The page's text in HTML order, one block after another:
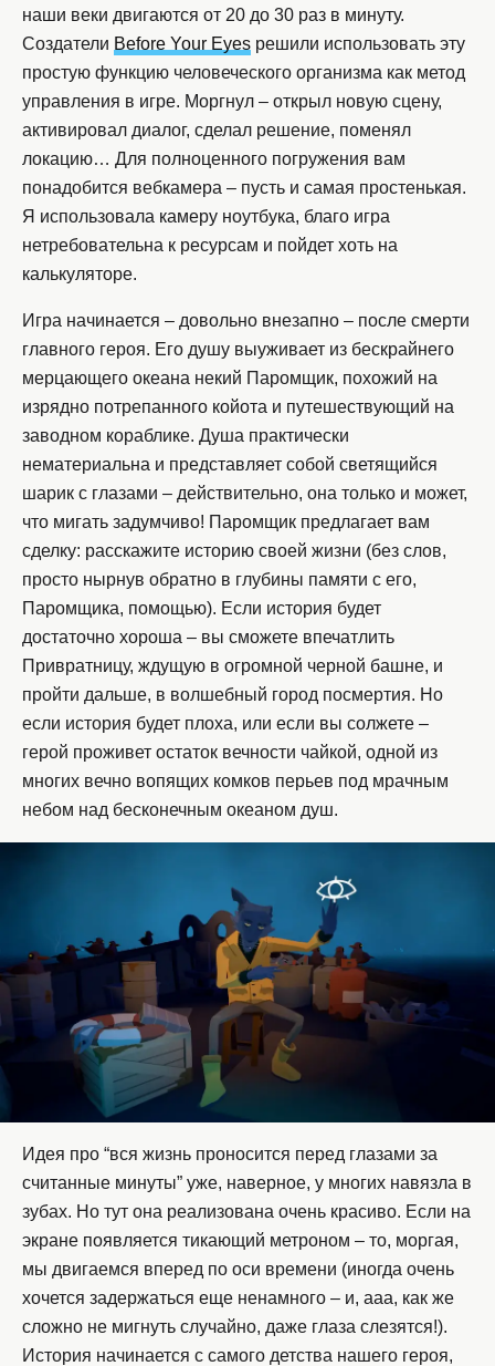
наши веки двигаются от 20 до 30 раз в минуту.
Создатели Before Your Eyes решили использовать эту
простую функцию человеческого организма как метод
управления в игре. Моргнул – открыл новую сцену,
активировал диалог, сделал решение, поменял
локацию… Для полноценного погружения вам
понадобится вебкамера – пусть и самая простенькая.
Я использовала камеру ноутбука, благо игра
нетребовательна к ресурсам и пойдет хоть на
калькуляторе.
Игра начинается – довольно внезапно – после смерти
главного героя. Его душу выуживает из бескрайнего
мерцающего океана некий Паромщик, похожий на
изрядно потрепанного койота и путешествующий на
заводном кораблике. Душа практически
нематериальна и представляет собой светящийся
шарик с глазами – действительно, она только и может,
что мигать задумчиво! Паромщик предлагает вам
сделку: расскажите историю своей жизни (без слов,
просто нырнув обратно в глубины памяти с его,
Паромщика, помощью). Если история будет
достаточно хороша – вы сможете впечатлить
Привратницу, ждущую в огромной черной башне, и
пройти дальше, в волшебный город посмертия. Но
если история будет плоха, или если вы солжете –
герой проживет остаток вечности чайкой, одной из
многих вечно вопящих комков перьев под мрачным
небом над бесконечным океаном душ.
Идея про “вся жизнь проносится перед глазами за
считанные минуты” уже, наверное, у многих навязла в
зубах. Но тут она реализована очень красиво. Если на
экране появляется тикающий метроном – то, моргая,
мы двигаемся вперед по оси времени (иногда очень
хочется задержаться еще ненамного – и, ааа, как же
сложно не мигнуть случайно, даже глаза слезятся!).
История начинается с самого детства нашего героя,